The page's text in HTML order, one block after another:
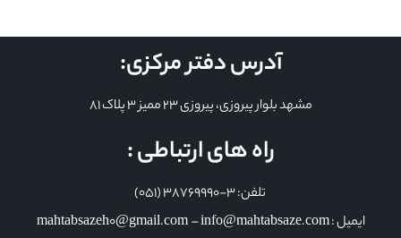
آدرس دفتر مرکزی:
مشهد بلوار پیروزی، پیروزی 23 ممیز 3 پلاک 81
راه های ارتباطی :
تلفن: 3-38769990 (051)
ایمیل : mahtabsazeh0@gmail.com – info@mahtabsaze.com